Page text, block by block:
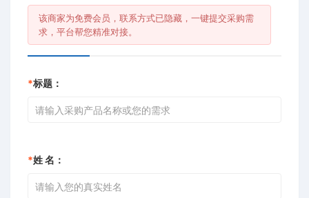
该商家为免费会员，联系方式已隐藏，一键提交采购需
求，平台帮您精准对接。
*标题：
*姓 名：